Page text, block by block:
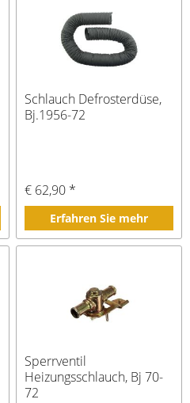
Schlauch Defrosterdüse,
Bj.1956-72
€ 62,90 *
Erfahren Sie mehr
Sperrventil
Heizungsschlauch, Bj 70-
72